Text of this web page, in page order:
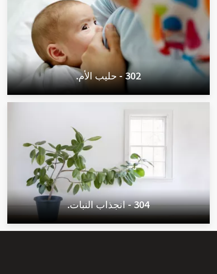
302 - حليب الأم.
304 - انجذاب النبات.